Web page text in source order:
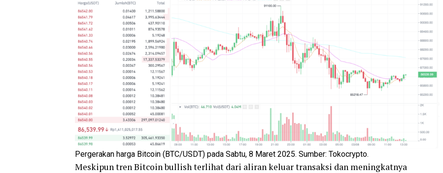
Pergerakan harga Bitcoin (BTC/USDT) pada Sabtu, 8 Maret 2025. Sumber: Tokocrypto.
Meskipun tren Bitcoin bullish terlihat dari aliran keluar transaksi dan meningkatnya